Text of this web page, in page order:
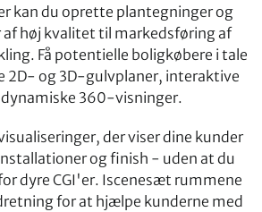
kan du oprette plantegninger og
høj kvalitet til markedsføring af
Få potentielle boligkøbere i tale
2D- og 3D-gulvplaner, interaktive
360-visninger.
der viser dine kunder
og finish - uden at du
dyre CGI'er. Iscenesæt rummene
for at hjælpe kunderne med